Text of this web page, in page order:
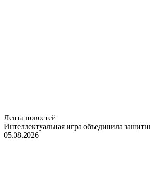
Лента новостей
Интеллектуальная игра объединила
05.08.2026